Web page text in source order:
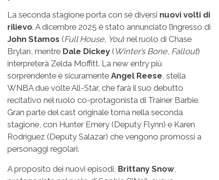
La seconda stagione porta con sé diversi nuovi volti di
rilievo. A dicembre 2025 è stato annunciato l’ingresso di
John Stamos (Full House, You) nel ruolo di Chase
Brylan, mentre Dale Dickey ( Winter’s Bone, Fallout)
interpreterà Zelda Moffitt. La new entry più
sorprendente è sicuramente Angel Reese, stella
WNBA due volte All-Star, che farà il suo debutto
recitativo nel ruolo co-protagonista di Trainer Barbie.
Gran parte del cast originale torna nella seconda
stagione, con Hunter Emery (Deputy Flynn) e Karen
Rodriguez (Deputy Salazar) che vengono promossi a
personaggi regolari.
A proposito dei nuovi episodi, Brittany Snow,